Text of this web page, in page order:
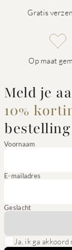
Gratis
Op maat
Meld je
10%
bestelling
Voornaam
E-mailadres
Geslacht
Ja, ik ga akkoord